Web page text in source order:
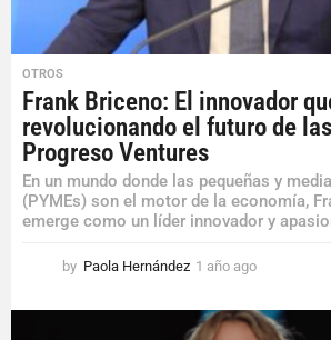
OTROS
Frank Briceno: El innovador
revolucionando el futuro de
Progreso Ventures
En un mundo donde las pequeñas y
(PYMEs) son el motor de la economía,
emerge como un líder innovador y
by Paola Hernández 1 año ago
ñ
o